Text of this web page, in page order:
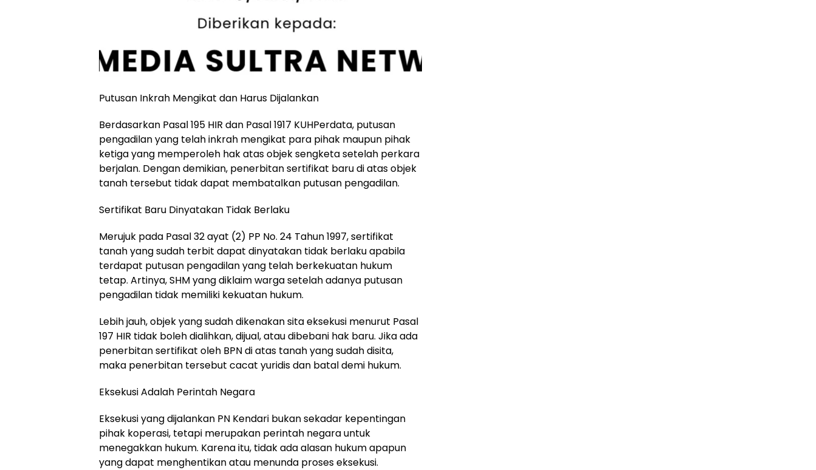
Putusan Inkrah Mengikat dan Harus Dijalankan
Berdasarkan Pasal 195 HIR dan Pasal 1917 KUHPerdata, putusan
pengadilan yang telah inkrah mengikat para pihak maupun pihak
ketiga yang memperoleh hak atas objek sengketa setelah perkara
berjalan. Dengan demikian, penerbitan sertifikat baru di atas objek
tanah tersebut tidak dapat membatalkan putusan pengadilan.
Sertifikat Baru Dinyatakan Tidak Berlaku
Merujuk pada Pasal 32 ayat (2) PP No. 24 Tahun 1997, sertifikat
tanah yang sudah terbit dapat dinyatakan tidak berlaku apabila
terdapat putusan pengadilan yang telah berkekuatan hukum
tetap. Artinya, SHM yang diklaim warga setelah adanya putusan
pengadilan tidak memiliki kekuatan hukum.
Lebih jauh, objek yang sudah dikenakan sita eksekusi menurut Pasal
197 HIR tidak boleh dialihkan, dijual, atau dibebani hak baru. Jika ada
penerbitan sertifikat oleh BPN di atas tanah yang sudah disita,
maka penerbitan tersebut cacat yuridis dan batal demi hukum.
Eksekusi Adalah Perintah Negara
Eksekusi yang dijalankan PN Kendari bukan sekadar kepentingan
pihak koperasi, tetapi merupakan perintah negara untuk
menegakkan hukum. Karena itu, tidak ada alasan hukum apapun
yang dapat menghentikan atau menunda proses eksekusi.